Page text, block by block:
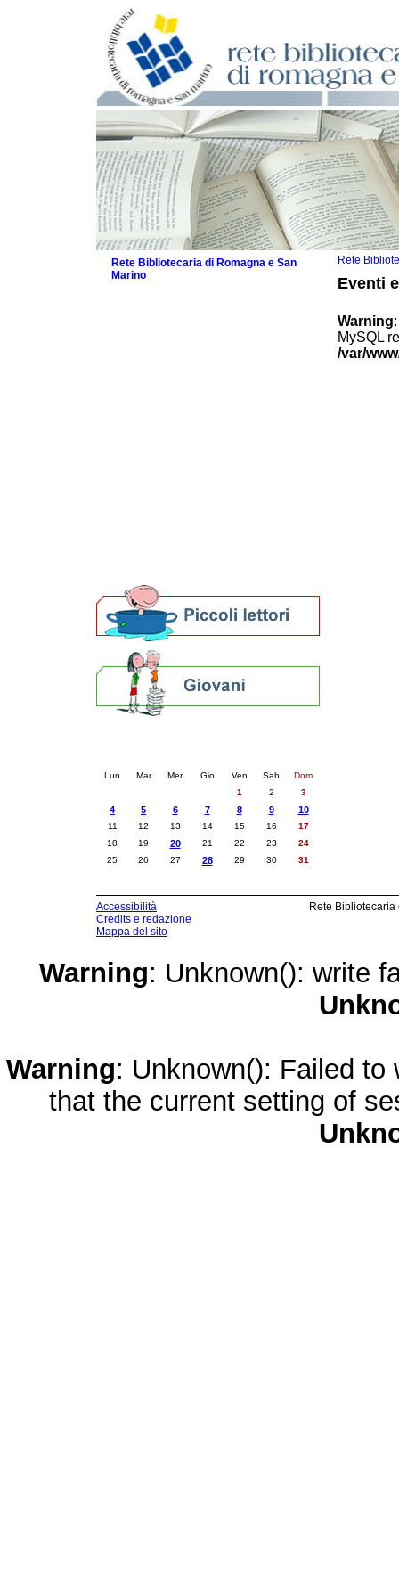
Rete
Eventi
Warning
MySQL
/var/
Rete Bibliotecaria di Romagna e San
Marino
Lun Mar Mer Gio Ven Sab
Dom
1
2 3
4 5 6 7 8 9 10
11 12 13 14 15 16
17
18
19 20 21 22 23
24
25
26 27 28 29 30 31
Accessibilità
Credits e redazione
Mappa del sito
Rete
Warning: Unknown(): write
Warning: Unknown(): Failed
that the current setting of